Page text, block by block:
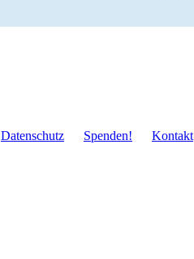
Daten­schutz Spenden! Kontakt